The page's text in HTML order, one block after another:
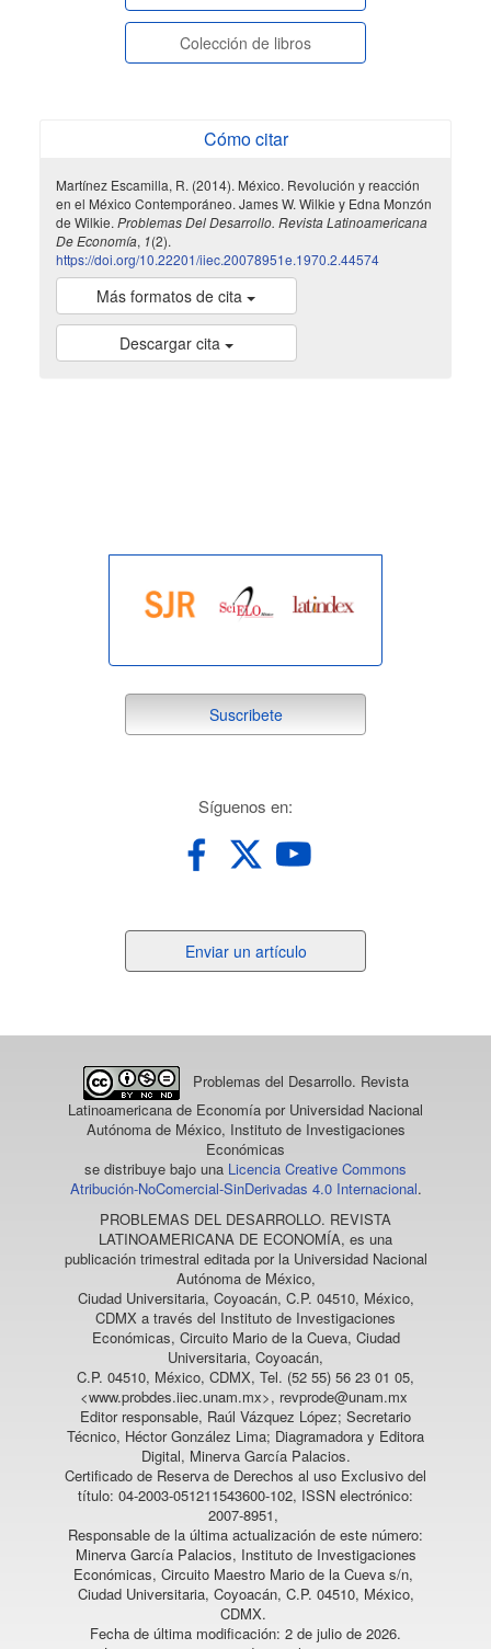
Colección de libros
Cómo citar
Martínez Escamilla, R. (2014). México. Revolución y reacción
en el México Contemporáneo. James W. Wilkie y Edna Monzón
de Wilkie. Problemas Del Desarrollo. Revista Latinoamericana
De Economía, 1(2).
https://doi.org/10.22201/iiec.20078951e.1970.2.44574
Más formatos de cita
Descargar cita
suscribete
Suscribete
Síguenos en:
un
Enviar un artículo
Problemas del Desarrollo. Revista
Latinoamericana de Economía por Universidad Nacional
Autónoma de México, Instituto de Investigaciones
Económicas
se distribuye bajo una Licencia Creative Commons
Atribución-NoComercial-SinDerivadas 4.0 Internacional.
PROBLEMAS DEL DESARROLLO. REVISTA
LATINOAMERICANA DE ECONOMÍA, es una
publicación trimestral editada por la Universidad Nacional
Autónoma de México,
Ciudad Universitaria, Coyoacán, C.P. 04510, México,
CDMX a través del Instituto de Investigaciones
Económicas, Circuito Mario de la Cueva, Ciudad
Universitaria, Coyoacán,
C.P. 04510, México, CDMX, Tel. (52 55) 56 23 01 05,
<www.probdes.iiec.unam.mx>, revprode@unam.mx
Editor responsable, Raúl Vázquez López; Secretario
Técnico, Héctor González Lima; Diagramadora y Editora
Digital, Minerva García Palacios.
Certificado de Reserva de Derechos al uso Exclusivo del
título: 04-2003-051211543600-102, ISSN electrónico:
2007-8951,
Responsable de la última actualización de este número:
Minerva García Palacios, Instituto de Investigaciones
Económicas, Circuito Maestro Mario de la Cueva s/n,
Ciudad Universitaria, Coyoacán, C.P. 04510, México,
CDMX.
Fecha de última modificación: 2 de julio de 2026.